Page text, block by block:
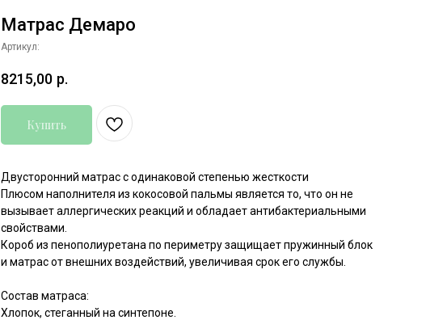
Матрас Демаро
Артикул:
8215,00 р.
Купить
Двусторонний матрас с одинаковой степенью жесткости
Плюсом наполнителя из кокосовой пальмы является то, что он не
вызывает аллергических реакций и обладает антибактериальными
свойствами.
Короб из пенополиуретана по периметру защищает пружинный блок
и матрас от внешних воздействий, увеличивая срок его службы.
Состав матраса:
Хлопок, стеганный на синтепоне.